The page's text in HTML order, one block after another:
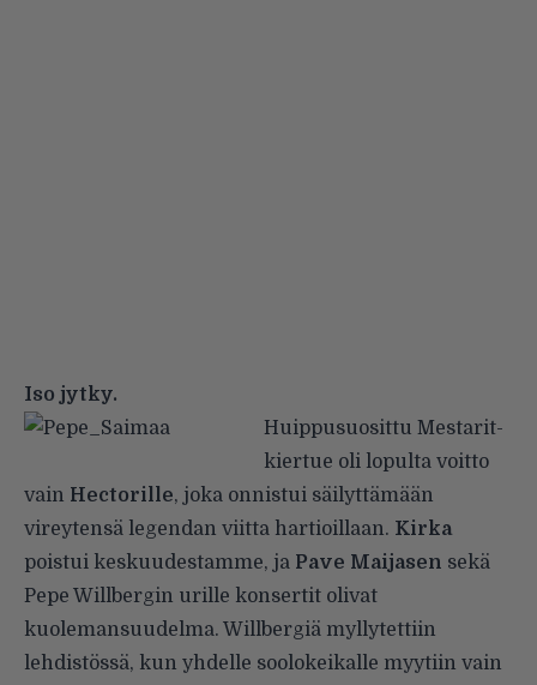
Iso jytky.
Huippusuosittu Mestarit-
kiertue oli lopulta voitto
vain Hectorille, joka onnistui säilyttämään
vireytensä legendan viitta hartioillaan. Kirka
poistui keskuudestamme, ja Pave Maijasen sekä
Pepe Willbergin urille konsertit olivat
kuolemansuudelma. Willbergiä myllytettiin
lehdistössä, kun yhdelle soolokeikalle myytiin vain